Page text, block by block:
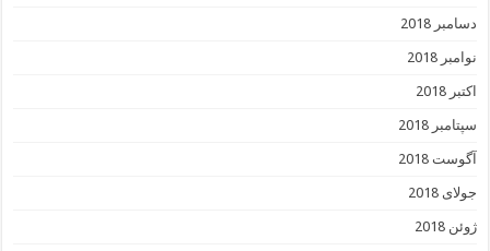
دسامبر 2018
نوامبر 2018
اکتبر 2018
سپتامبر 2018
آگوست 2018
جولای 2018
ژوئن 2018